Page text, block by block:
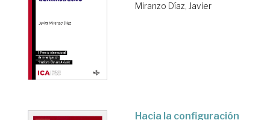
Miranzo Díaz, Javier
Hacia la configuración